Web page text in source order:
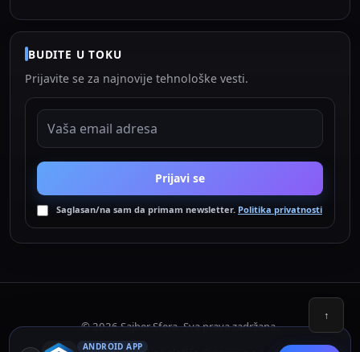
BUDITE U TOKU
Prijavite se za najnovije tehnološke vesti.
EMAIL ADRESA
Prijavi se
Saglasan/na sam da primam newsletter. Politika privatnosti
© 2026 Sajber Sfera. Sva prava zadržana.
ANDROID APP
↑